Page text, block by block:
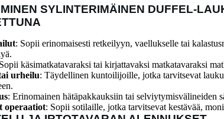
SYLINTERIMÄINEN DUFFEL-
: Sopii erinomaisesti retkeilyyn, vaellukselle tai
käsimatkatavaraksi tai kirjattavaksi matkatavaraksi
urheilu: Täydellinen kuntoilijoille, jotka tarvitsevat
: Erinomainen hätäpakkauksiin tai selviytymisvälineiden
operaatiot: Sopii sotilaille, jotka tarvitsevat kestävää,